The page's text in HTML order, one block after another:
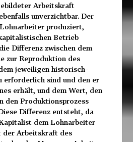
Arbeitskraft
unverzichtbar. Der
produziert,
Betrieb
Differenz zwischen dem
zur Reproduktion des
jeweiligen historisch-
erforderlich sind und den er
erhält, und dem Wert, den
den Produktionsprozess
Differenz entsteht, da
dem Lohnarbeiter
der Arbeitskraft des